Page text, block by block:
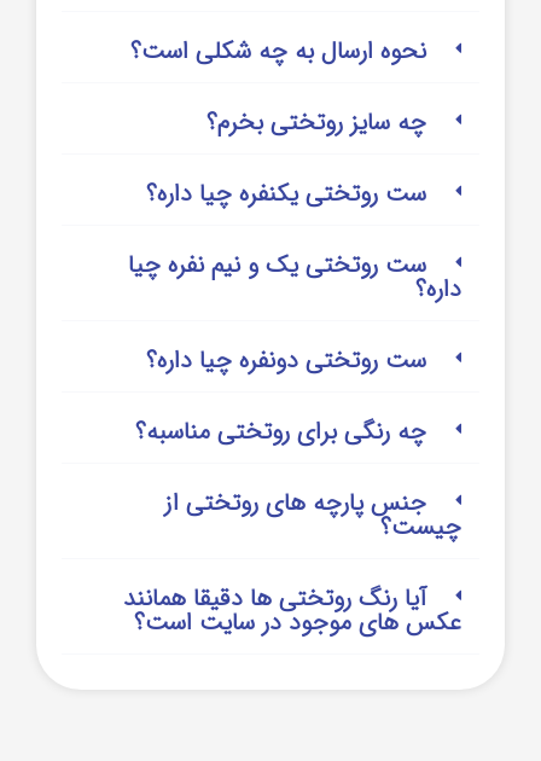
نحوه ارسال به چه شکلی است؟
چه سایز روتختی بخرم؟
ست روتختی یکنفره چیا داره؟
ست روتختی یک و نیم نفره چیا
داره؟
ست روتختی دونفره چیا داره؟
چه رنگی برای روتختی مناسبه؟
جنس پارچه های روتختی از
چیست؟
آیا رنگ روتختی ها دقیقا همانند
عکس های موجود در سایت است؟